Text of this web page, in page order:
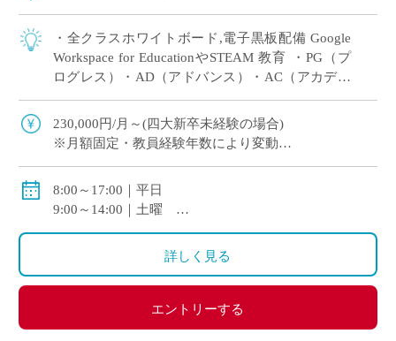
・全クラスホワイトボード,電子黒板配備 Google
Workspace for EducationやSTEAM 教育 ・PG（プ
ログレス）・AD（アドバンス）・AC（アカデミ
230,000円/月～(四大新卒未経験の場合)
※月額固定・教員経験年数により変動
8:00～17:00｜平日
9:00～14:00｜土曜
詳しく見る
エントリーする